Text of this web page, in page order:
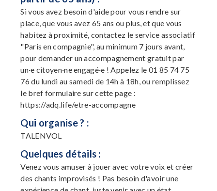
Si vous avez besoin d'aide pour vous rendre sur
place, que vous avez 65 ans ou plus, et que vous
habitez à proximité, contactez le service associatif
"Paris en compagnie", au minimum 7 jours avant,
pour demander un accompagnement gratuit par
un·e citoyen·ne engagé·e ! Appelez le 01 85 74 75
76 du lundi au samedi de 14h à 18h, ou remplissez
le bref formulaire sur cette page :
https://adq.life/etre-accompagne
Qui organise ? :
TALENVOL
Quelques détails :
Venez vous amuser à jouer avec votre voix et créer
des chants improvisés ! Pas besoin d'avoir une